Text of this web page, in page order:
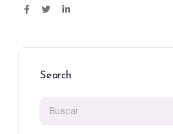
Search